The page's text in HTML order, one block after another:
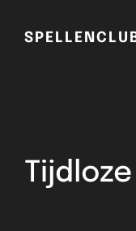
Tijdloze